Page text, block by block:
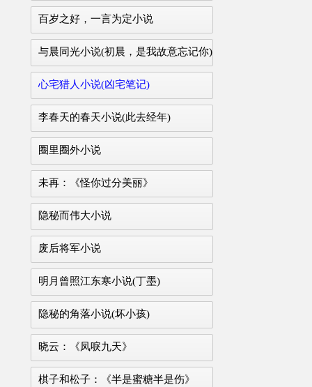
百岁之好，一言为定小说
与晨同光小说(初晨，是我故意忘记你)
心宅猎人小说(凶宅笔记)
李春天的春天小说(此去经年)
圈里圈外小说
未再：《怪你过分美丽》
隐秘而伟大小说
废后将军小说
明月曾照江东寒小说(丁墨)
隐秘的角落小说(坏小孩)
晓云：《凤唳九天》
棋子和松子：《半是蜜糖半是伤》